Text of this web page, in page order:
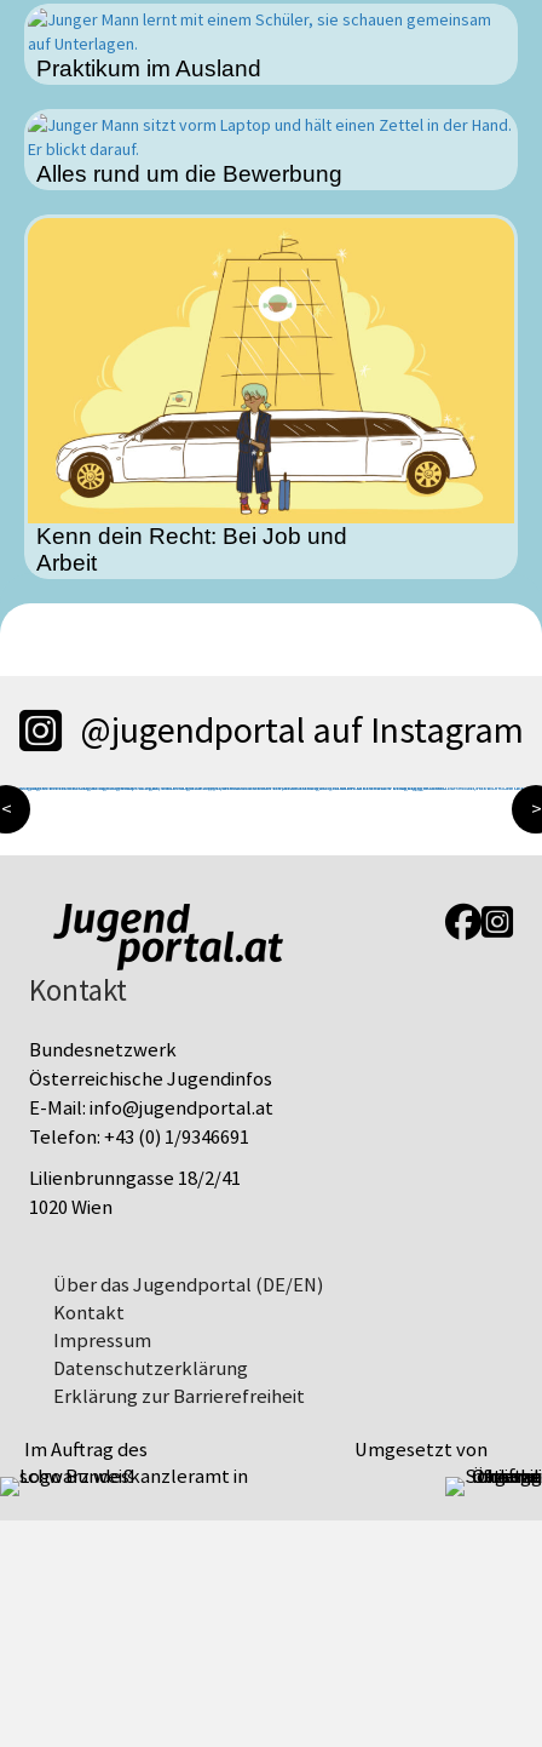
Praktikum im Ausland
Alles rund um die Bewerbung
Kenn dein Recht: Bei Job und
Arbeit
@jugendportal auf Instagram
< >
Link zur
Link
Kontakt
Bundesnetzwerk
Österreichische Jugendinfos
E-Mail:info@jugendportal.at
Telefon:+43 (0) 1/9346691
Lilienbrunngasse 18/2/41
1020 Wien
Über das Jugendportal (DE/EN)
Kontakt
Impressum
Datenschutz­erklärung
Erklärung zur Barrierefreiheit
Im Auftrag des Umgesetzt von